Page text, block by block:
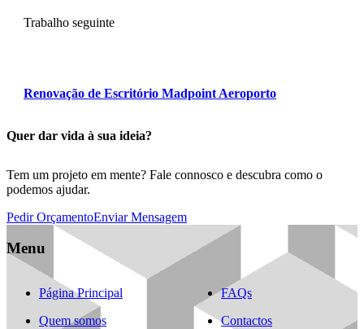
Trabalho seguinte
Renovação de Escritório Madpoint Aeroporto
Quer dar vida à sua ideia?
Tem um projeto em mente? Fale connosco e descubra como o
podemos ajudar.
Pedir OrçamentoEnviar Mensagem
Menu
Página Principal
Quem somos
FAQs
Contactos